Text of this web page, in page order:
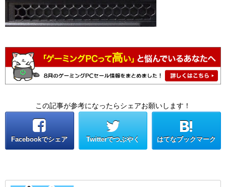
この記事が参考になったらシェアお願いします！
Facebookでシェア Twitterでつぶやく はてなブックマーク